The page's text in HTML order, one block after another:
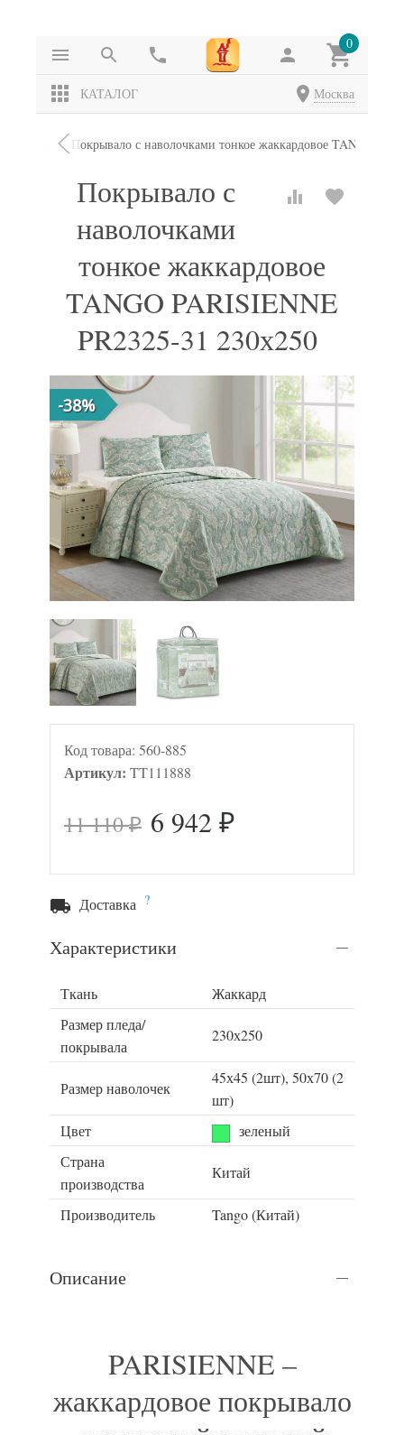
0
КАТАЛОГ Москва
Покрывало с наволочками тонкое жаккардовое TANGO
Покрывало с
наволочками
тонкое жаккардовое
TANGO PARISIENNE
PR2325-31 230х250
-38%
Код товара: 560-885
Артикул: TT111888
11 110₽ 6 942 ₽
Доставка ?
Характеристики
Ткань
Жаккард
Размер пледа/
покрывала
230х250
Размер наволочек
45х45 (2шт), 50х70 (2
шт)
Цвет
зеленый
Страна
производства
Китай
Производитель Tango (Китай)
Описание
PARISIENNE –
жаккардовое покрывало